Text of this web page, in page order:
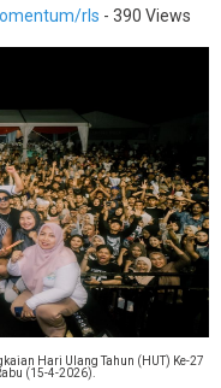
rls - 390 Views
Hari Ulang Tahun (HUT) Ke-27
(15-4-2026).